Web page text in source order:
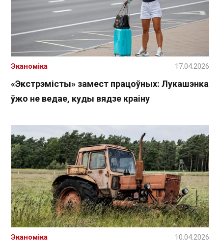
«Экстрэмісты» замест працоўных: Лукашэнка
ўжо не ведае, куды вядзе краіну
Эканоміка 17.04.2026
Эканоміка 10.04.2026